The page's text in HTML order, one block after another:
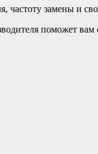
частоту замены и
поможет